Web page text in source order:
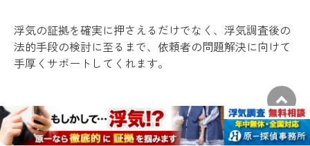
浮気の証拠を確実に押さえるだけでなく、浮気調査後の
法的手段の検討に至るまで、依頼者の問題解決に向けて
手厚くサポートしてくれます。
大分探偵事務所の評判・口コミ